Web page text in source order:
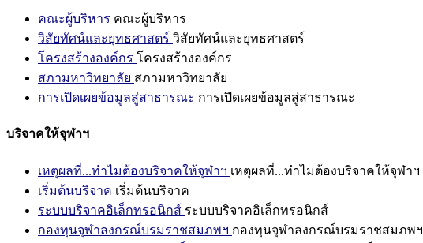
คณะผู้บริหาร คณะผู้บริหาร
วิสัยทัศน์และยุทธศาสตร์ วิสัยทัศน์และยุทธศาสตร์
โครงสร้างองค์กร โครงสร้างองค์กร
สภามหาวิทยาลัย สภามหาวิทยาลัย
การเปิดเผยข้อมูลสู่สาธารณะ การเปิดเผยข้อมูลสู่สาธารณะ
บริจาคให้จุฬาฯ
เหตุผลที่...ทำไมต้องบริจาคให้จุฬาฯ เหตุผลที่...ทำไมต้องบริจาคให้จุฬาฯ
เริ่มต้นบริจาค เริ่มต้นบริจาค
ระบบบริจาคอิเล็กทรอนิกส์ ระบบบริจาคอิเล็กทรอนิกส์
กองทุนจุฬาลงกรณ์บรมราชสมภพฯ กองทุนจุฬาลงกรณ์บรมราชสมภพฯ